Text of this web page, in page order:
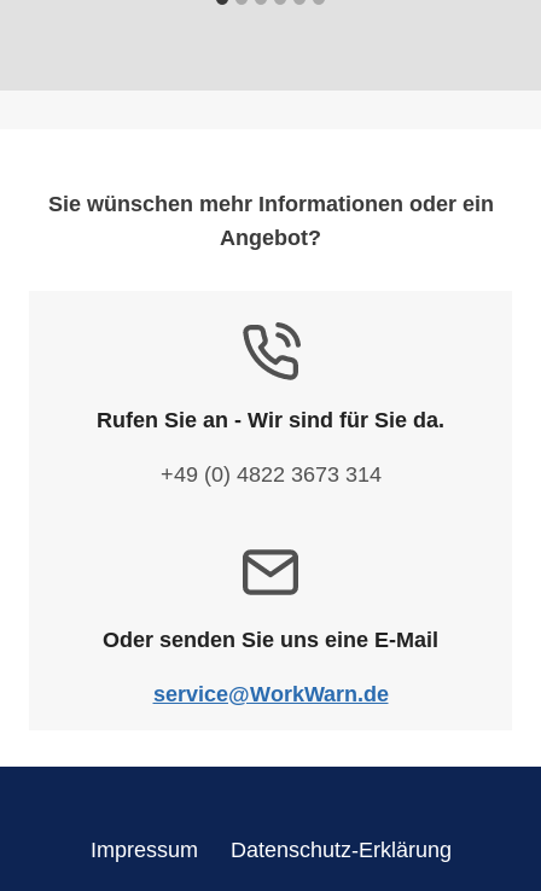
Sie wünschen mehr Informationen oder ein
Angebot?
Rufen Sie an - Wir sind für Sie da.
+49 (0) 4822 3673 314
Oder senden Sie uns eine E-Mail
service@WorkWarn.de
Impressum Datenschutz-Erklärung